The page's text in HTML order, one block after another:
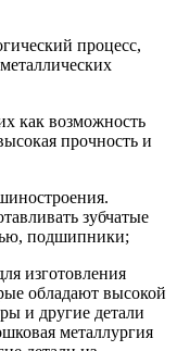
процесс,
как возможность
прочность и
зубчатые
подшипники;
изготовления
обладают высокой
и другие детали
металлургия